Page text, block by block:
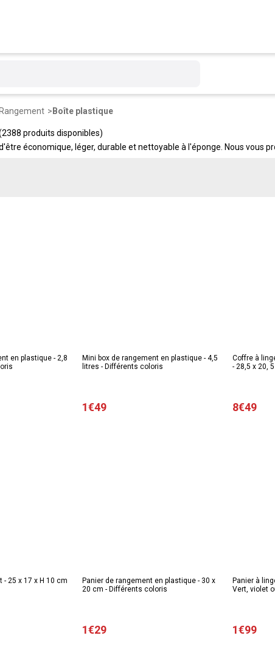
Rangement Boîte plastique
produits disponibles)
économique, léger, durable et nettoyable à l'éponge. Nous vous
en plastique - 2,8
Mini box de rangement en plastique - 4,5
litres - Différents coloris
1€49
Coffre à
8€49
- 25 x 17 x H 10 cm
Panier de rangement en plastique - 30 x
20 cm - Différents coloris
1€29
Panier à
Vert, violet
1€99